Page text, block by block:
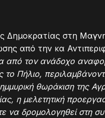
Δημοκρατίας στη
από την κα
από τον ανάδοχο
Πήλιο,
θωράκιση της
η μελετητική
δρομολογηθεί στη